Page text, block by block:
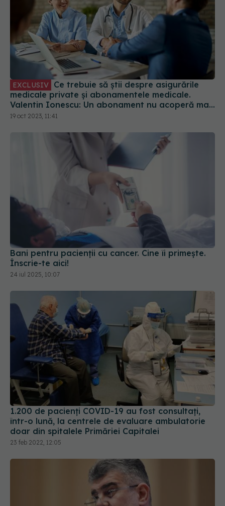
EXCLUSIV
medicale private și abonamentele medicale.
Valentin Ionescu: Un abonament nu acoperă mai
nimic. Vă induc în eroare
19 oct 2023, 11:41
Bani pentru pacienții cu cancer. Cine îi primește.
Înscrie-te aici!
24 iul 2025, 10:07
1.200 de pacienți COVID-19 au fost consultați,
într-o lună, la centrele de evaluare ambulatorie
doar din spitalele Primăriei Capitalei
23 feb 2022, 12:05